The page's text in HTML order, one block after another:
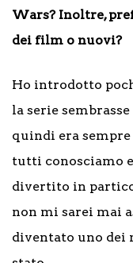
Wars? Inoltre,
dei film o nuovi?
Ho introdotto
la serie
quindi era
tutti conosciamo
divertito in
non mi sarei mai
diventato uno dei